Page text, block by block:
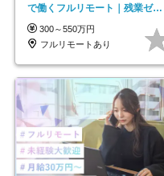
で働くフルリモート｜残業ゼロ
で18時退勤◎
300～550万円
フルリモートあり